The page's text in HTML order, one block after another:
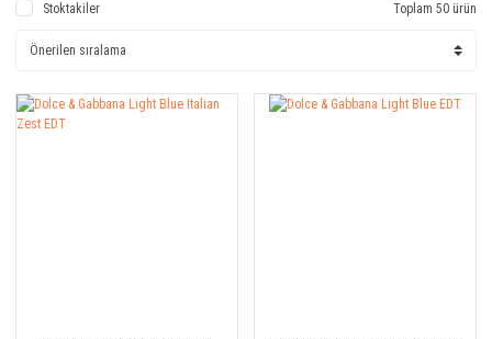
Stoktakiler Toplam 50 ürün